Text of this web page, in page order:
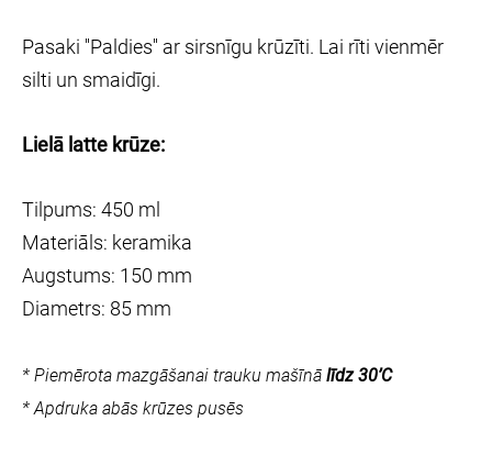
Pasaki ''Paldies'' ar sirsnīgu krūzīti. Lai rīti vienmēr
silti un smaidīgi.
Lielā latte krūze:
Tilpums: 450 ml
Materiāls: keramika
Augstums: 150 mm
Diametrs: 85 mm
* Piemērota mazgāšanai trauku mašīnā līdz 30’C
* Apdruka abās krūzes pusēs